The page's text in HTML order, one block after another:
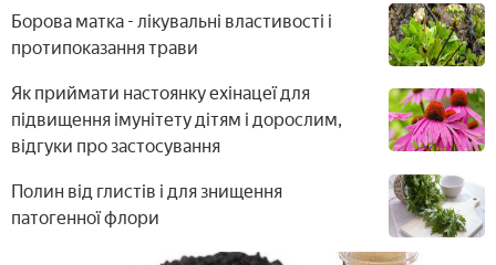
проводити
Борова матка - лікувальні властивості і
протипоказання трави
Як приймати настоянку ехінацеї для
підвищення імунітету дітям і дорослим,
відгуки про застосування
Полин від глистів і для знищення
патогенної флори